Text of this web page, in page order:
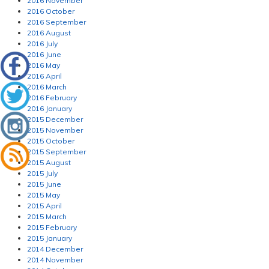
2016 October
2016 September
2016 August
2016 July
2016 June
2016 May
2016 April
2016 March
2016 February
2016 January
2015 December
2015 November
2015 October
2015 September
2015 August
2015 July
2015 June
2015 May
2015 April
2015 March
2015 February
2015 January
2014 December
2014 November